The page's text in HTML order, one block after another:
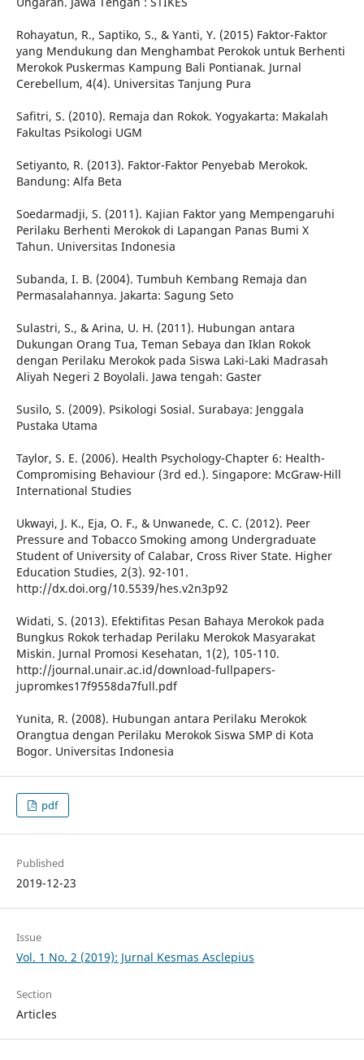
Rohayatun, R., Saptiko, S., & Yanti, Y. (2015) Faktor-Faktor
yang Mendukung dan Menghambat Perokok untuk Berhenti
Merokok Puskermas Kampung Bali Pontianak. Jurnal
Cerebellum, 4(4). Universitas Tanjung Pura
Safitri, S. (2010). Remaja dan Rokok. Yogyakarta: Makalah
Fakultas Psikologi UGM
Setiyanto, R. (2013). Faktor-Faktor Penyebab Merokok.
Bandung: Alfa Beta
Soedarmadji, S. (2011). Kajian Faktor yang Mempengaruhi
Perilaku Berhenti Merokok di Lapangan Panas Bumi X
Tahun. Universitas Indonesia
Subanda, I. B. (2004). Tumbuh Kembang Remaja dan
Permasalahannya. Jakarta: Sagung Seto
Sulastri, S., & Arina, U. H. (2011). Hubungan antara
Dukungan Orang Tua, Teman Sebaya dan Iklan Rokok
dengan Perilaku Merokok pada Siswa Laki-Laki Madrasah
Aliyah Negeri 2 Boyolali. Jawa tengah: Gaster
Susilo, S. (2009). Psikologi Sosial. Surabaya: Jenggala
Pustaka Utama
Taylor, S. E. (2006). Health Psychology-Chapter 6: Health-
Compromising Behaviour (3rd ed.). Singapore: McGraw-Hill
International Studies
Ukwayi, J. K., Eja, O. F., & Unwanede, C. C. (2012). Peer
Pressure and Tobacco Smoking among Undergraduate
Student of University of Calabar, Cross River State. Higher
Education Studies, 2(3). 92-101.
http://dx.doi.org/10.5539/hes.v2n3p92
Widati, S. (2013). Efektifitas Pesan Bahaya Merokok pada
Bungkus Rokok terhadap Perilaku Merokok Masyarakat
Miskin. Jurnal Promosi Kesehatan, 1(2), 105-110.
http://journal.unair.ac.id/download-fullpapers-
jupromkes17f9558da7full.pdf
Yunita, R. (2008). Hubungan antara Perilaku Merokok
Orangtua dengan Perilaku Merokok Siswa SMP di Kota
Bogor. Universitas Indonesia
pdf
Published
2019-12-23
Issue
Vol. 1 No. 2 (2019): Jurnal Kesmas Asclepius
Section
Articles